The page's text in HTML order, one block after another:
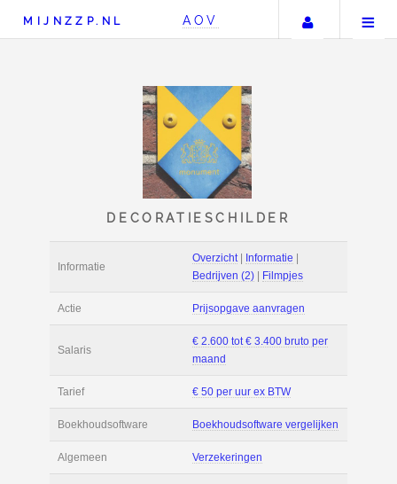
MIJNZZP.NL AOV Uw
Actie Prijsopgave
€ 2.600 tot € 3.400